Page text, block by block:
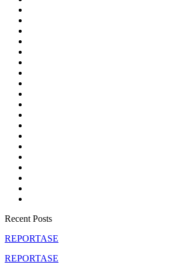
Recent Posts
REPORTASE
REPORTASE